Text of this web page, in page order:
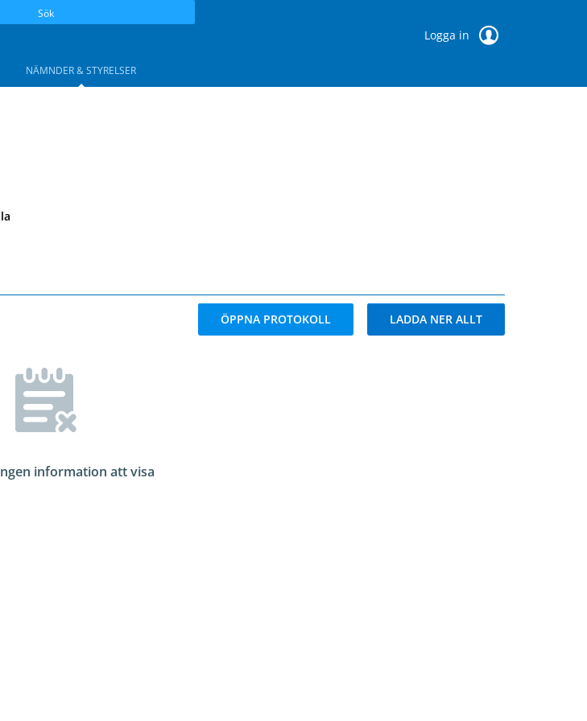
Sök
Logga in
NÄMNDER & STYRELSER
ÖPPNA PROTOKOLL LADDA NER ALLT
information att visa